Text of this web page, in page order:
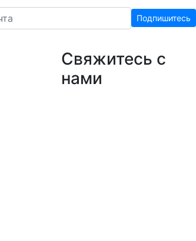
Подпишитесь
Свяжитесь с
нами